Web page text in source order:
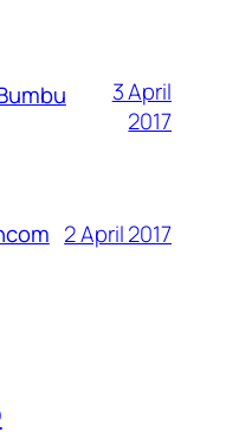
3 April
2017
2 April 2017